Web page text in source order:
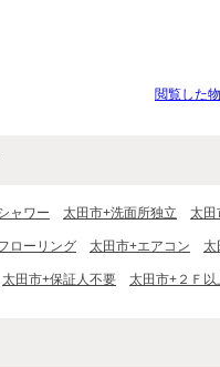
閲覧した
ャワー 太田市+洗面所独立 太田
ローリング 太田市+エアコン 太
太田市+保証人不要 太田市+２Ｆ以